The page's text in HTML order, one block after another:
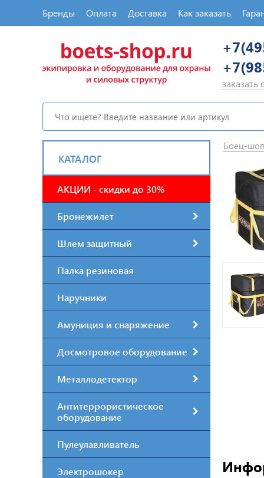
Бренды Оплата Доставка Как заказать
заказать
КАТАЛОГ
АКЦИИ - скидки до 30%
Бронежилет
Шлем защитный
Палка резиновая
Наручники
Амуниция и снаряжение
Досмотровое оборудование
Металлодетектор
Антитеррористическое
оборудование
Пулеулавливатель
Электрошокер
Боец-